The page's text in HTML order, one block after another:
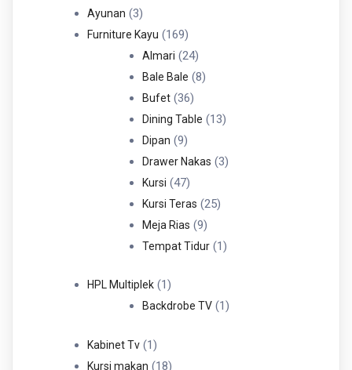
Produk
Ayunan 33
Produk
Furniture Kayu 169169
Produk
Almari 2424
Produk
Bale Bale 88
Bufet 3636
Produk
Dining Table 1313
Dipan 99
Produk
Drawer Nakas 33
Kursi 4747
Produk
Kursi Teras 2525
Meja Rias 99
Produk
Tempat Tidur 11
HPL Multiplek 11
Produk
Backdrobe TV 11
Kabinet Tv 11
Produk
Kursi makan 1818